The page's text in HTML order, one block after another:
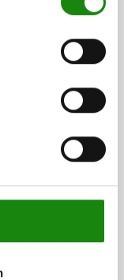
F3 N=1500
POSICIÓN
1=19°
F1 N=2500
B6=47 C=62,3